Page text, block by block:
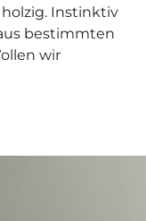
holzig. Instinktiv
bestimmten
wir